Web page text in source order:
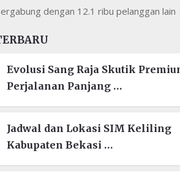
dengan 12.1 ribu pelanggan lain
Evolusi Sang Raja Skutik
Perjalanan Panjang …
Jadwal dan Lokasi SIM Keliling
Kabupaten Bekasi …